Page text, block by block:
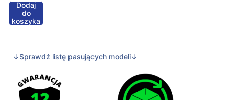
Dodaj
do
koszyka
↓Sprawdź listę pasujących modeli↓